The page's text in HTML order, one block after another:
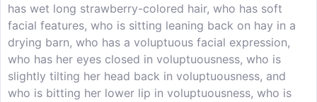
has wet long strawberry-colored hair, who has soft
facial features, who is sitting leaning back on hay in a
drying barn, who has a voluptuous facial expression,
who has her eyes closed in voluptuousness, who is
slightly tilting her head back in voluptuousness, and
who is bitting her lower lip in voluptuousness, who is